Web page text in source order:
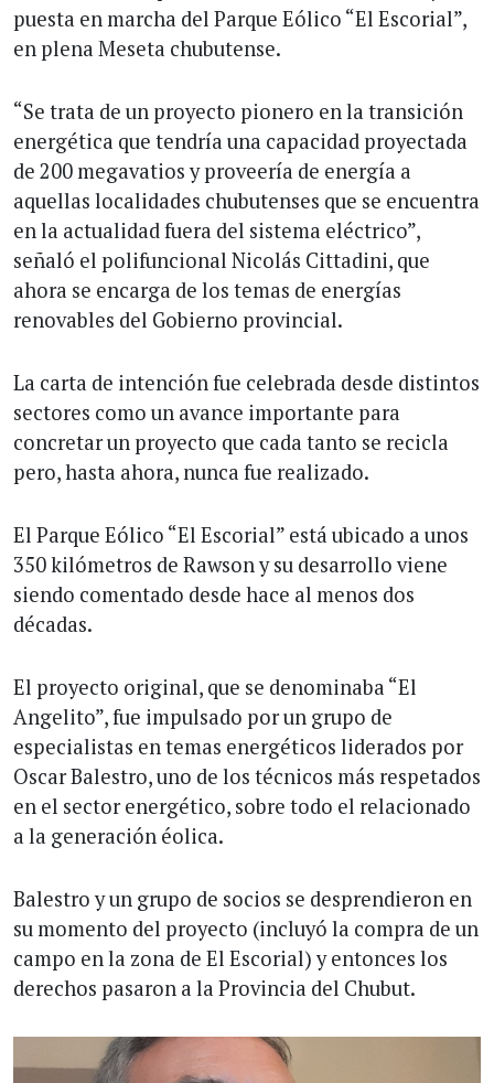
puesta en marcha del Parque Eólico “El Escorial”,
en plena Meseta chubutense.
“Se trata de un proyecto pionero en la transición
energética que tendría una capacidad proyectada
de 200 megavatios y proveería de energía a
aquellas localidades chubutenses que se encuentra
en la actualidad fuera del sistema eléctrico”,
señaló el polifuncional Nicolás Cittadini, que
ahora se encarga de los temas de energías
renovables del Gobierno provincial.
La carta de intención fue celebrada desde distintos
sectores como un avance importante para
concretar un proyecto que cada tanto se recicla
pero, hasta ahora, nunca fue realizado.
El Parque Eólico “El Escorial” está ubicado a unos
350 kilómetros de Rawson y su desarrollo viene
siendo comentado desde hace al menos dos
décadas.
El proyecto original, que se denominaba “El
Angelito”, fue impulsado por un grupo de
especialistas en temas energéticos liderados por
Oscar Balestro, uno de los técnicos más respetados
en el sector energético, sobre todo el relacionado
a la generación éolica.
Balestro y un grupo de socios se desprendieron en
su momento del proyecto (incluyó la compra de un
campo en la zona de El Escorial) y entonces los
derechos pasaron a la Provincia del Chubut.